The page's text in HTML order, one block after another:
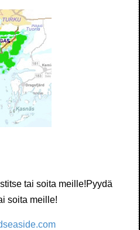
tai soita meille!Pyydä
soita meille!